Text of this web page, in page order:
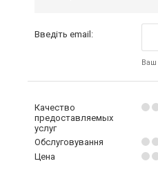
Введіть email:
Ваш
Качество
предоставляемых
услуг
Обслуговування
Цена